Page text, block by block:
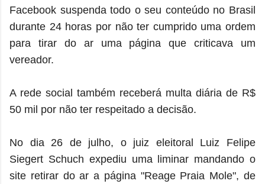
Facebook suspenda todo o seu conteúdo no Brasil
durante 24 horas por não ter cumprido uma ordem
para tirar do ar uma página que criticava um
vereador.
A rede social também receberá multa diária de R$
50 mil por não ter respeitado a decisão.
No dia 26 de julho, o juiz eleitoral Luiz Felipe
Siegert Schuch expediu uma liminar mandando o
site retirar do ar a página "Reage Praia Mole", de